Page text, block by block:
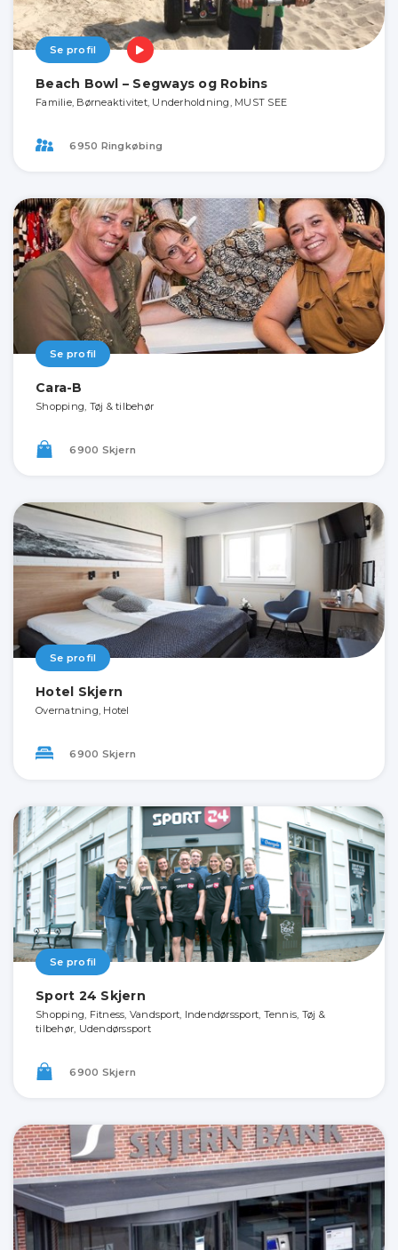
Se profil
Beach Bowl – Segways og Robins
Familie, Børneaktivitet, Underholdning, MUST SEE
6950 Ringkøbing
Se profil
Cara-B
Shopping, Tøj & tilbehør
6900 Skjern
Se profil
Hotel Skjern
Overnatning, Hotel
6900 Skjern
Se profil
Sport 24 Skjern
Shopping, Fitness, Vandsport, Indendørssport, Tennis, Tøj &
tilbehør, Udendørssport
6900 Skjern